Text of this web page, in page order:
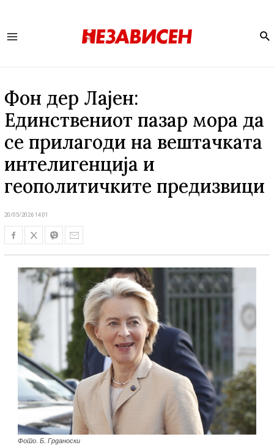
Фон дер Лајен:
Единствениот пазар мора да
се прилагоди на вештачката
интелигенција и
геополитичките предизвици
20/05/2026 14:01
Фото. Б. Грданоски